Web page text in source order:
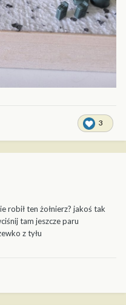
3
robił ten żołnierz? jakoś tak
tam jeszcze paru
z tyłu